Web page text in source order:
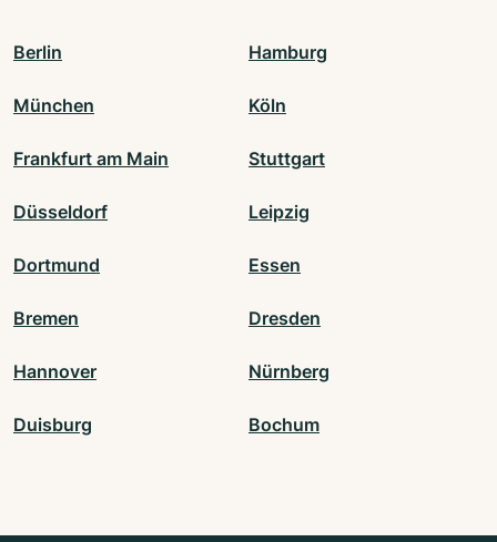
Berlin Hamburg
München Köln
Frankfurt am Main Stuttgart
Düsseldorf Leipzig
Dortmund Essen
Bremen Dresden
Hannover Nürnberg
Duisburg Bochum